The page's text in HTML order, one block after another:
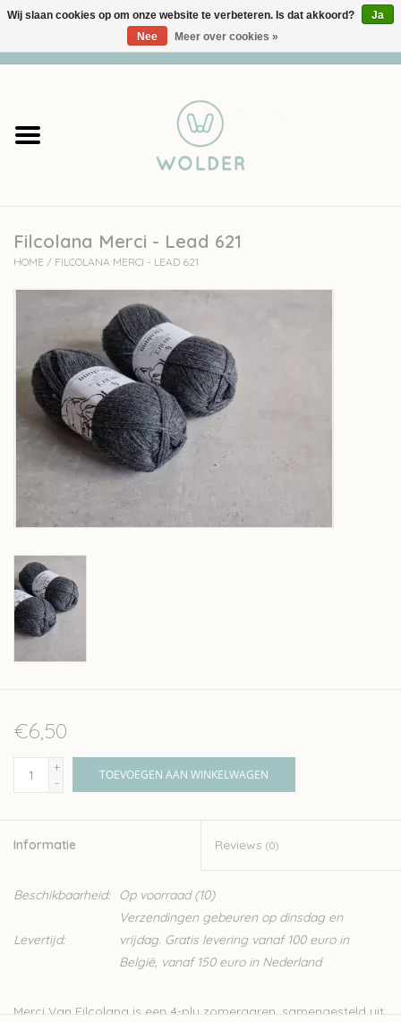
Garens
Accessoires
workshops
Cadeaubon
Solden
Over wolder
Filcolana Merci - Lead 621
HOME / FILCOLANA MERCI - LEAD 621
€6,50
+
-
TOEVOEGEN AAN WINKELWAGEN
Informatie Reviews (0)
Beschikbaarheid: Op voorraad(10)
Levertijd:
Verzendingen gebeuren op dinsdag en
vrijdag. Gratis levering vanaf 100 euro in
België, vanaf 150 euro in Nederland
Merci Van Filcolana is een 4-ply zomergaren, samengesteld uit
Wij slaan cookies op om onze website te verbeteren. Is dat akkoord?
Ja
Nee
Meer over cookies »